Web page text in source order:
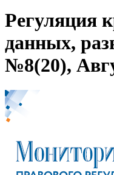
Регуляция
данных,
№8(20),